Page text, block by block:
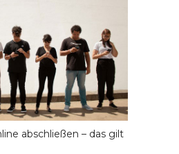
abschließen – das gilt